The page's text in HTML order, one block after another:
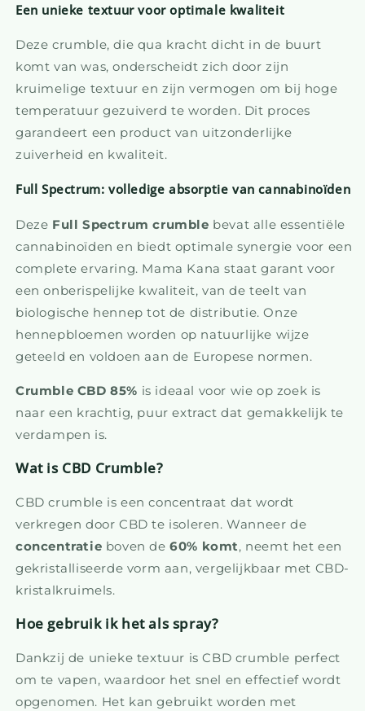
Een unieke textuur voor optimale kwaliteit
Deze crumble, die qua kracht dicht in de buurt
komt van was, onderscheidt zich door zijn
kruimelige textuur en zijn vermogen om bij hoge
temperatuur gezuiverd te worden. Dit proces
garandeert een product van uitzonderlijke
zuiverheid en kwaliteit.
Full Spectrum: volledige absorptie van cannabinoïden
Deze Full Spectrum crumble bevat alle essentiële
cannabinoïden en biedt optimale synergie voor een
complete ervaring. Mama Kana staat garant voor
een onberispelijke kwaliteit, van de teelt van
biologische hennep tot de distributie. Onze
hennepbloemen worden op natuurlijke wijze
geteeld en voldoen aan de Europese normen.
Crumble CBD 85% is ideaal voor wie op zoek is
naar een krachtig, puur extract dat gemakkelijk te
verdampen is.
Wat is CBD Crumble?
CBD crumble is een concentraat dat wordt
verkregen door CBD te isoleren. Wanneer de
concentratie boven de60% komt, neemt het een
gekristalliseerde vorm aan, vergelijkbaar met CBD-
kristalkruimels.
Hoe gebruik ik het als spray?
Dankzij de unieke textuur is CBD crumble perfect
om te vapen, waardoor het snel en effectief wordt
opgenomen. Het kan gebruikt worden met